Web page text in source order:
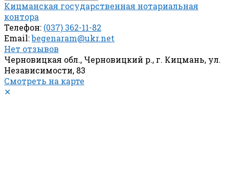
Кицманская государственная нотариальная
контора
Телефон: (037) 362-11-82
Email:begenaram@ukr.net
Нет отзывов
Черновицкая обл., Черновицкий р., г. Кицмань, ул.
Независимости, 83
Смотреть на карте
✕